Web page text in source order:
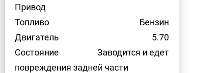
Привод
Топливо
Бензин
Двигатель
5.70
Состояние
Заводится и едет
повреждения задней части